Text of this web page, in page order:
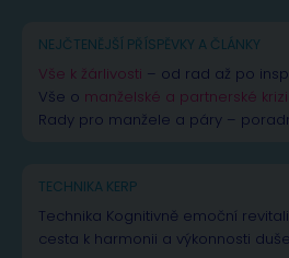
NEJČTENĚJŠÍ PŘÍSPĚVKY A ČLÁNKY
Vše k žárlivosti – od rad až po
Vše o manželské a partnerské krizi
Rady pro manžele a páry –
TECHNIKA KERP
Technika Kognitivně emoční
cesta k harmonii a výkonnosti duše.